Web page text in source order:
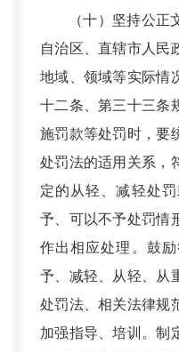
（十）坚持公正
自治区、直辖市人民
地域、领域等实际情
十二条、第三十三条
施罚款等处罚时，要
处罚法的适用关系，
定的从轻、减轻处
予、可以不予处罚情
作出相应处理。鼓
予、减轻、从轻、从
处罚法、相关法律规
加强指导、培训。制